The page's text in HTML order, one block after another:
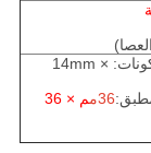
كاميرا تصوير فورية x4 (حجم المكونات: 14mm ×
36م
م × 36